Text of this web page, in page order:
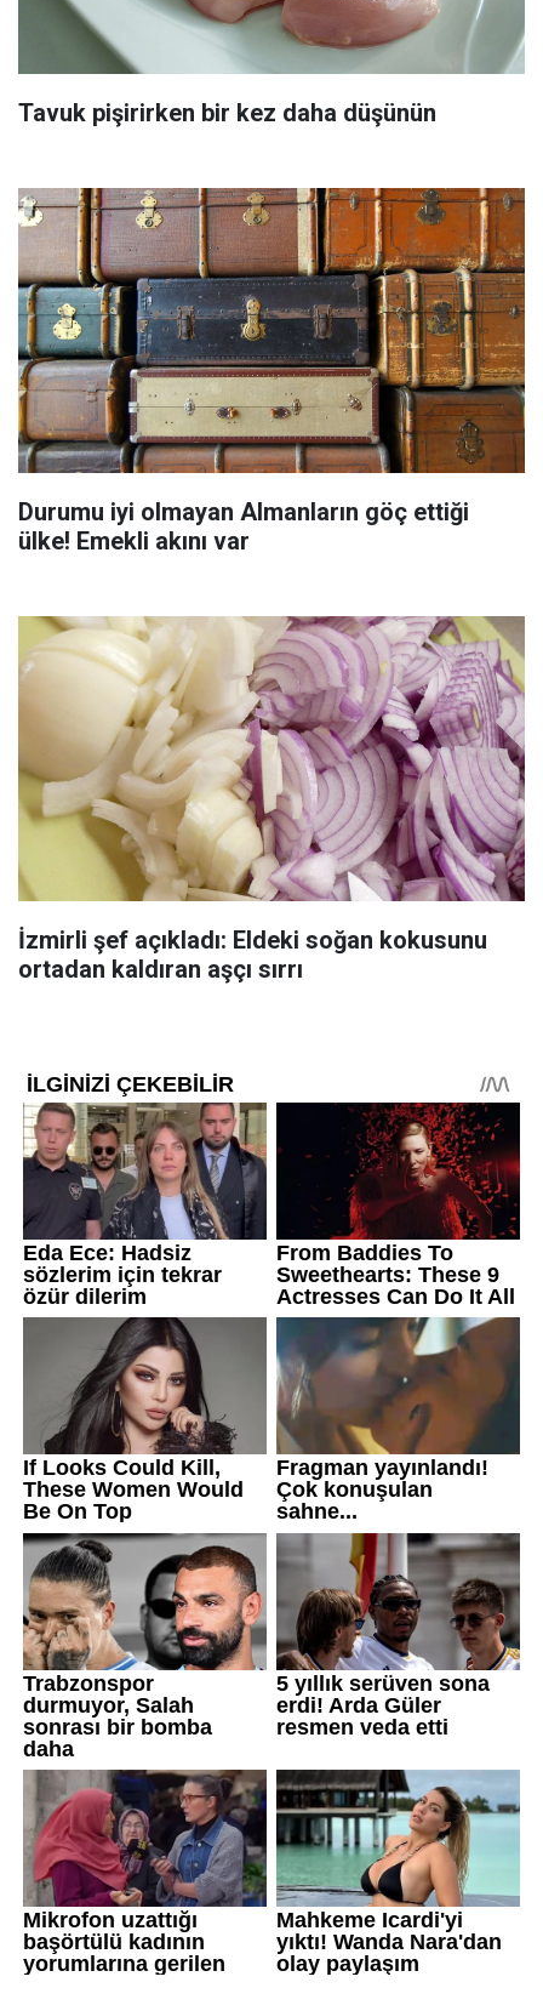
Tavuk pişirirken bir kez daha düşünün
Durumu iyi olmayan Almanların göç ettiği
ülke! Emekli akını var
İzmirli şef açıkladı: Eldeki soğan kokusunu
ortadan kaldıran aşçı sırrı